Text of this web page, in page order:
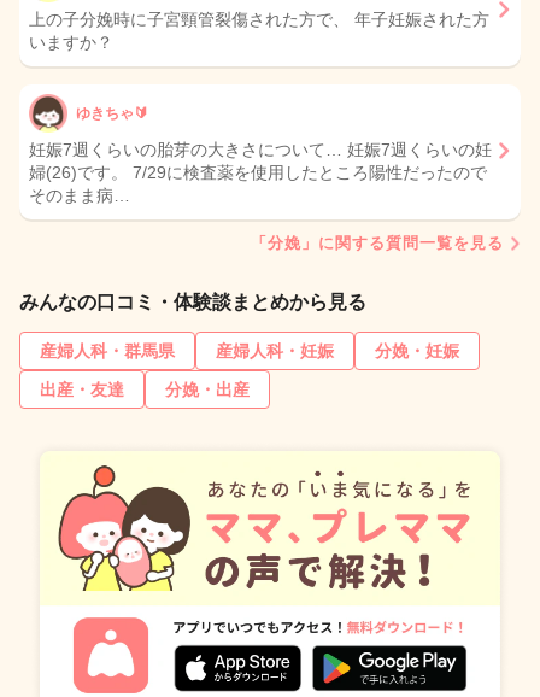
上の子分娩時に子宮頸管裂傷された方で、 年子妊娠された方
いますか？
ゆきちゃ🔰
妊娠7週くらいの胎芽の大きさについて… 妊娠7週くらいの妊
婦(26)です。 7/29に検査薬を使用したところ陽性だったので
そのまま病…
「分娩」に関する質問一覧を見る
みんなの口コミ・体験談まとめから見る
産婦人科・群馬県 産婦人科・妊娠
分娩・妊娠
出産・友達
分娩・出産